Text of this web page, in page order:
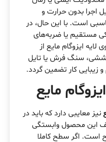
اجرا بدون حرارت و
است. با این حال، در
مستقیم یا ضربه‌های
ایزوگام مایع از
سنگ فرش یا تایل
زیبایی کار تضمین گردد.
مایع
نیز معایبی دارد که باید در
این محصول وابستگی
است. اگر سطح کاملا